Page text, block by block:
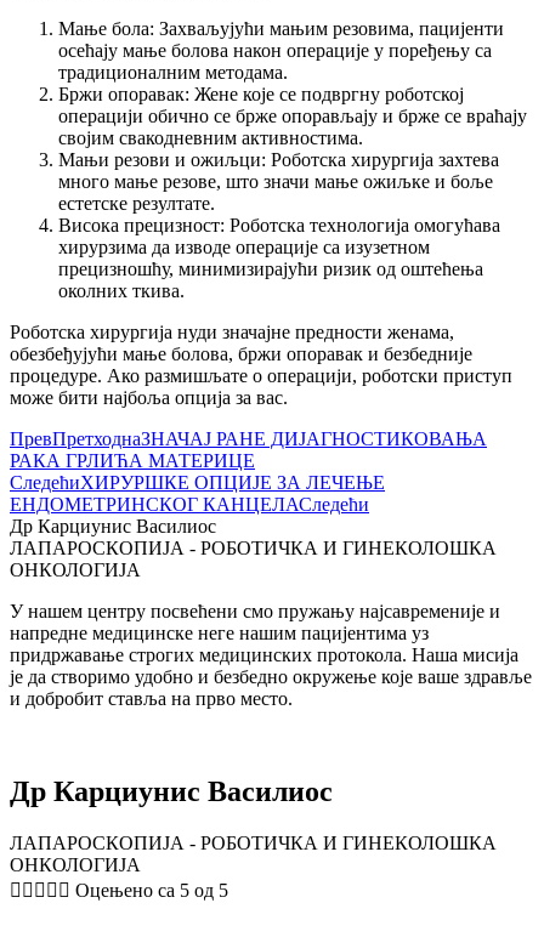
Мање бола: Захваљујући мањим резовима, пацијенти
осећају мање болова након операције у поређењу са
традиционалним методама.
Бржи опоравак: Жене које се подвргну роботској
операцији обично се брже опорављају и брже се враћају
својим свакодневним активностима.
Мањи резови и ожиљци: Роботска хирургија захтева
много мање резове, што значи мање ожиљке и боље
естетске резултате.
Висока прецизност: Роботска технологија омогућава
хирурзима да изводе операције са изузетном
прецизношћу, минимизирајући ризик од оштећења
околних ткива.
Роботска хирургија нуди значајне предности женама,
обезбеђујући мање болова, бржи опоравак и безбедније
процедуре. Ако размишљате о операцији, роботски приступ
може бити најбоља опција за вас.
ПревПретходнаЗНАЧАЈ РАНЕ ДИЈАГНОСТИКОВАЊА
РАКА ГРЛИЋА МАТЕРИЦЕ
СледећиХИРУРШКЕ ОПЦИЈЕ ЗА ЛЕЧЕЊЕ
ЕНДОМЕТРИНСКОГ КАНЦЕЛАСледећи
Др Карциунис Василиос
ЛАПАРОСКОПИЈА - РОБОТИЧКА И ГИНЕКОЛОШКА
ОНКОЛОГИЈА
У нашем центру посвећени смо пружању најсавременије и
напредне медицинске неге нашим пацијентима уз
придржавање строгих медицинских протокола. Наша мисија
је да створимо удобно и безбедно окружење које ваше здравље
и добробит ставља на прво место.
Др Карциунис Василиос
ЛАПАРОСКОПИЈА - РОБОТИЧКА И ГИНЕКОЛОШКА
ОНКОЛОГИЈА
     Оцењено са 5 од 5